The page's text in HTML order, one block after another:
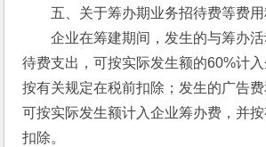
五、关于筹办期业务招待费等费用
企业在筹建期间，发生的与筹办活
待费支出，可按实际发生额的60%计
按有关规定在税前扣除；发生的广告费
可按实际发生额计入企业筹办费，并
扣除。